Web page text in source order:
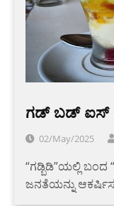
ಗಡ್ ಬಡ್ ಐಸ್
02/May/2025
“ಗಡ್ಬಿಡಿ”ಯಲ್ಲಿ ಬಂದ
ಜನತೆಯನ್ನು